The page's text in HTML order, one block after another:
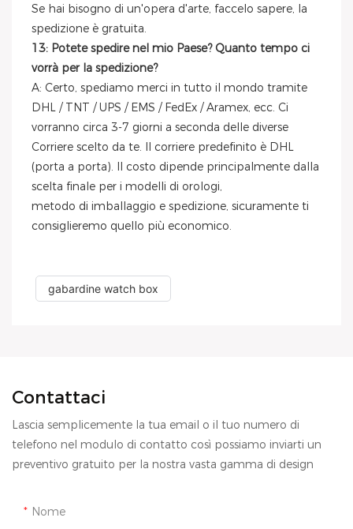
Se hai bisogno di un'opera d'arte, faccelo sapere, la
spedizione è gratuita.
13: Potete spedire nel mio Paese? Quanto tempo ci
vorrà per la spedizione?
A: Certo, spediamo merci in tutto il mondo tramite
DHL / TNT / UPS / EMS / FedEx / Aramex, ecc. Ci
vorranno circa 3-7 giorni a seconda delle diverse
Corriere scelto da te. Il corriere predefinito è DHL
(porta a porta). Il costo dipende principalmente dalla
scelta finale per i modelli di orologi,
metodo di imballaggio e spedizione, sicuramente ti
consiglieremo quello più economico.
gabardine watch box
Contattaci
Lascia semplicemente la tua email o il tuo numero di
telefono nel modulo di contatto così possiamo inviarti un
preventivo gratuito per la nostra vasta gamma di design
Nome